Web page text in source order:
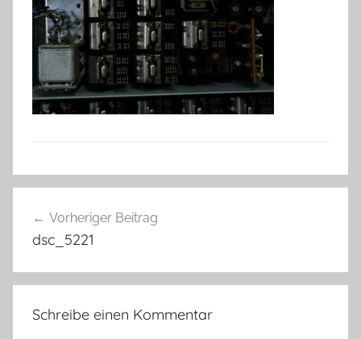
Vorheriger Beitrag
dsc_5221
Schreibe einen Kommentar